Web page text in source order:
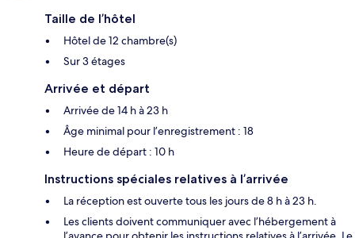
Taille de l’hôtel
Hôtel de 12 chambre(s)
Sur 3 étages
Arrivée et départ
Arrivée de 14 h à 23 h
Âge minimal pour l’enregistrement : 18
Heure de départ : 10 h
Instructions spéciales relatives à l’arrivée
La réception est ouverte tous les jours de 8 h à 23 h.
Les clients doivent communiquer avec l’hébergement à